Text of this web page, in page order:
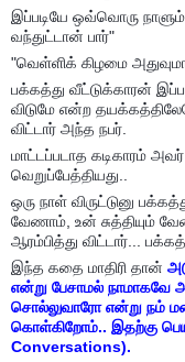
இப்படியே ஒவ்வொரு நாளும்
வந்துட்டான் பார்"
"வெள்ளிக் கிழமை
பக்கத்து வீட்டுக்காரன்
விடுமே என்ற
விட்டார் அந்த நபர்.
மாட்டப்படாத கடிகாரம்
வெறுப்பேத்தியது..
ஒரு நாள் விருட்டுனு
வேணாம், உன் சுத்தியும்
ஆரம்பித்து விட்டார்...
இந்த கதை மாதிரி தான்
என்று பேசாமல் நாமாகவே
சொல்லுவாரோ என்று நம்
கொள்கிறோம்.. இதற்கு
Conversations).